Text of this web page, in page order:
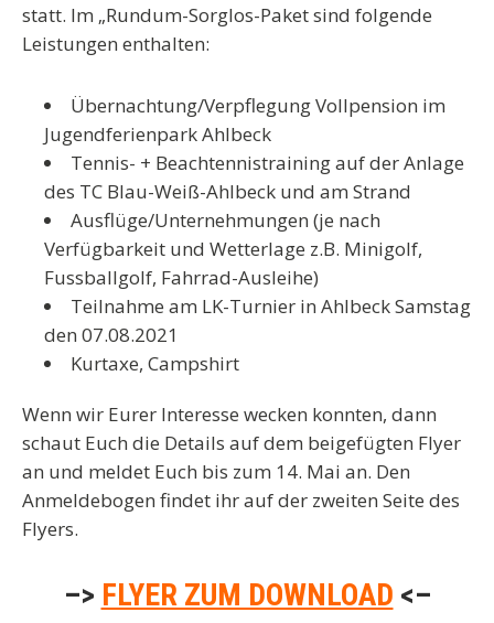
statt. Im „Rundum-Sorglos-Paket sind folgende
Leistungen enthalten:
Übernachtung/Verpflegung Vollpension im
Jugendferienpark Ahlbeck
Tennis- + Beachtennistraining auf der Anlage
des TC Blau-Weiß-Ahlbeck und am Strand
Ausflüge/Unternehmungen (je nach
Verfügbarkeit und Wetterlage z.B. Minigolf,
Fussballgolf, Fahrrad-Ausleihe)
Teilnahme am LK-Turnier in Ahlbeck Samstag
den 07.08.2021
Kurtaxe, Campshirt
Wenn wir Eurer Interesse wecken konnten, dann
schaut Euch die Details auf dem beigefügten Flyer
an und meldet Euch bis zum 14. Mai an. Den
Anmeldebogen findet ihr auf der zweiten Seite des
Flyers.
–> FLYER ZUM DOWNLOAD <–